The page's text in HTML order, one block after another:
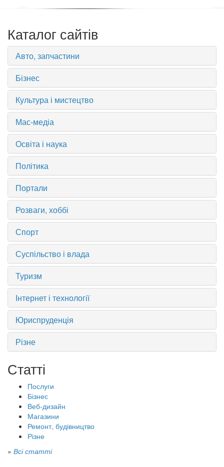
Каталог сайтів
Авто, запчастини
Бізнес
Культура і мистецтво
Мас-медіа
Освіта і наука
Політика
Портали
Розваги, хоббі
Спорт
Суспільство і влада
Туризм
Інтернет і технології
Юриспруденція
Різне
Статті
Послуги
Бізнес
Веб-дизайн
Магазини
Ремонт, будівництво
Різне
» Всі статті